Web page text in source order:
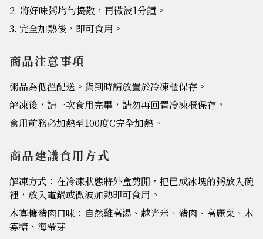
2. 將好味粥均勻搗散，再微波1分鐘。
3. 完全加熱後，即可食用。
商品注意事項
粥品為低溫配送。貨到時請放置於冷凍櫃保存。
解凍後，請一次食用完畢，請勿再回置冷凍櫃保存。
食用前務必加熱至100度C完全加熱。
商品建議食用方式
解凍方式：在冷凍狀態將外盒剪開，把已成冰塊的粥放入碗
裡，放入電鍋或微波加熱即可食用。
木寡糖豬肉口味：自然雞高湯、越光米、豬肉、高麗菜、木
寡糖、海帶芽